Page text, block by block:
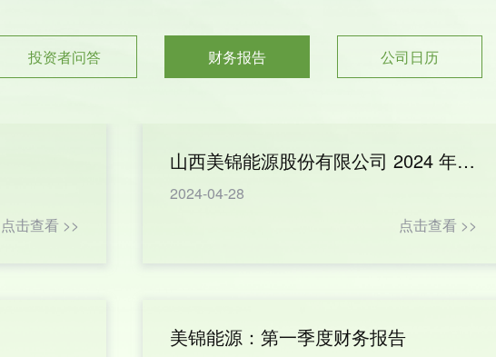
投资者问答 财务报告 公司日历
点击查看 >>
山西美锦能源股份有限公司 2024 年第一季度报告
2024-04-28
点击查看 >>
美锦能源：第一季度财务报告